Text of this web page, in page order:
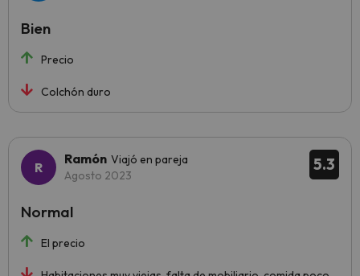
Precio
Colchón duro
Bien
5.3
Ramón Viajó en pareja
Agosto 2023
El precio
Normal